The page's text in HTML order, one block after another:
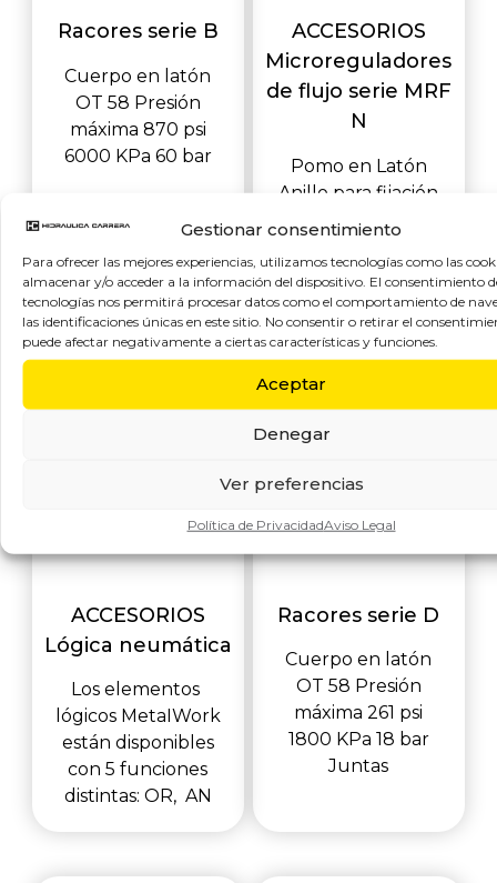
Gestionar consentimiento
Para ofrecer las mejores experiencias, utilizamos tecnologías como las
almacenar y/o acceder a la información del dispositivo. El consentimiento
tecnologías nos permitirá procesar datos como el comportamiento de
las identificaciones únicas en este sitio. No consentir o retirar el
puede afectar negativamente a ciertas características y funciones.
Aceptar
Denegar
Ver preferencias
Política de PrivacidadAviso Legal
Racores serie B
Cuerpo en latón
OT 58 Presión
máxima 870 psi
6000 KPa 60 bar
ACCESORIOS
Microreguladores
de flujo serie MRF
N
Pomo en Latón
Anillo para fijación
pomo en anillo
ACCESORIOS
Lógica neumática
Los elementos
lógicos MetaIWork
están disponibles
con 5 funciones
distintas: OR, AN
Racores serie D
Cuerpo en latón
OT 58 Presión
máxima 261 psi
1800 KPa 18 bar
Juntas